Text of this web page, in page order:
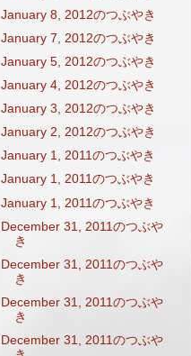
January 8, 2012のつぶやき
January 7, 2012のつぶやき
January 5, 2012のつぶやき
January 4, 2012のつぶやき
January 3, 2012のつぶやき
January 2, 2012のつぶやき
January 1, 2011のつぶやき
January 1, 2011のつぶやき
January 1, 2011のつぶやき
December 31, 2011のつぶや
き
December 31, 2011のつぶや
き
December 31, 2011のつぶや
き
December 31, 2011のつぶや